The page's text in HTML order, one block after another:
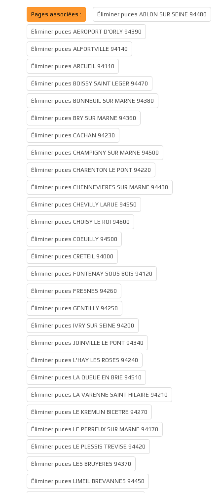
Pages associées : Éliminer puces ABLON SUR SEINE 94480
Éliminer puces AEROPORT D'ORLY 94390
Éliminer puces ALFORTVILLE 94140
Éliminer puces ARCUEIL 94110
Éliminer puces BOISSY SAINT LEGER 94470
Éliminer puces BONNEUIL SUR MARNE 94380
Éliminer puces BRY SUR MARNE 94360
Éliminer puces CACHAN 94230
Éliminer puces CHAMPIGNY SUR MARNE 94500
Éliminer puces CHARENTON LE PONT 94220
Éliminer puces CHENNEVIERES SUR MARNE 94430
Éliminer puces CHEVILLY LARUE 94550
Éliminer puces CHOISY LE ROI 94600
Éliminer puces COEUILLY 94500
Éliminer puces CRETEIL 94000
Éliminer puces FONTENAY SOUS BOIS 94120
Éliminer puces FRESNES 94260
Éliminer puces GENTILLY 94250
Éliminer puces IVRY SUR SEINE 94200
Éliminer puces JOINVILLE LE PONT 94340
Éliminer puces L'HAY LES ROSES 94240
Éliminer puces LA QUEUE EN BRIE 94510
Éliminer puces LA VARENNE SAINT HILAIRE 94210
Éliminer puces LE KREMLIN BICETRE 94270
Éliminer puces LE PERREUX SUR MARNE 94170
Éliminer puces LE PLESSIS TREVISE 94420
Éliminer puces LES BRUYERES 94370
Éliminer puces LIMEIL BREVANNES 94450